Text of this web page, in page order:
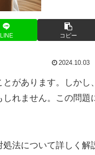
LINE コピー
2024.10.03
があります。しかし
れません。この問題
法について詳しく解